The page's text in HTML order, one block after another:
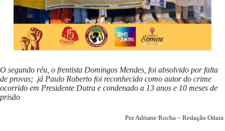
O segundo réu, o frentista Domingos Mendes, foi absolvido por falta
de provas; já Paulo Roberto foi reconhecido como autor do crime
ocorrido em Presidente Dutra e condenado a 13 anos e 10 meses de
prisão
Por Adriane Rocha – Redação Odara